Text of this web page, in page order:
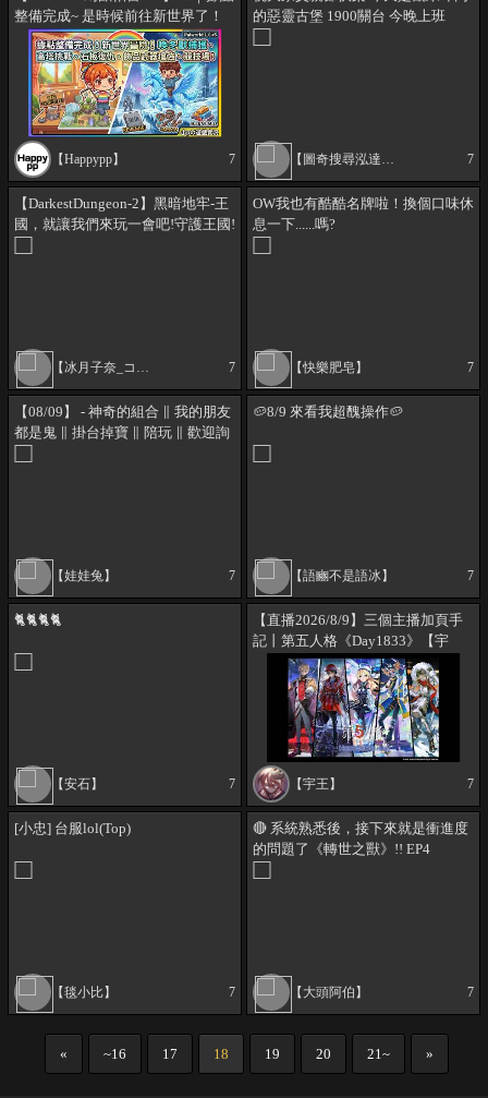
整備完成~ 是時候前往新世界了！
捕獲 新坐騎 喚冬獸、石板復仇戰、
主線高塔推進、飾品武器格增加、
競技場磁條獲取｜小p の 遊戲實況
【Happypp】 7
的惡靈古堡 1900關台 今晚上班
【圖奇搜尋泓達哥】 7
【DarkestDungeon-2】黑暗地牢-王
國，就讓我們來玩一會吧!守護王國!
【冰月子奈_コナ】 7
OW我也有酷酷名牌啦！換個口味休
息一下......嗎?
【快樂肥皂】 7
【08/09】 - 神奇的組合 ∥ 我的朋友
都是鬼 ∥ 掛台掉寶 ∥ 陪玩 ∥ 歡迎詢
【娃娃兔】 7
🥔8/9 來看我超醜操作🥔
【語豳不是語冰】 7
🐈🐈🐈🐈
【安石】 7
【直播2026/8/9】三個主播加頁手
記丨第五人格《Day1833》【宇
【宇王】 7
[小忠] 台服lol(Top)
【毯小比】 7
🔴 系統熟悉後，接下來就是衝進度
的問題了《轉世之獸》!! EP4
【大頭阿伯】 7
« ~16 17 18 19 20 21~ »